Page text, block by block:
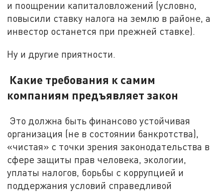
и поощрении капиталовложений (условно,
повысили ставку налога на землю в районе, а
инвестор останется при прежней ставке).
Ну и другие приятности.
Какие требования к самим
компаниям предъявляет закон
Это должна быть финансово устойчивая
организация (не в состоянии банкротства),
«чистая» с точки зрения законодательства в
сфере защиты прав человека, экологии,
уплаты налогов, борьбы с коррупцией и
поддержания условий справедливой